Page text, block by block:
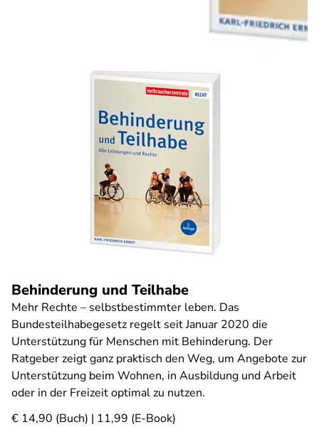
Behinderung und Teilhabe
Mehr Rechte – selbstbestimmter leben. Das
Bundesteilhabegesetz regelt seit Januar 2020 die
Unterstützung für Menschen mit Behinderung. Der
Ratgeber zeigt ganz praktisch den Weg, um Angebote zur
Unterstützung beim Wohnen, in Ausbildung und Arbeit
oder in der Freizeit optimal zu nutzen.
€ 14,90 (Buch) | 11,99 (E-Book)